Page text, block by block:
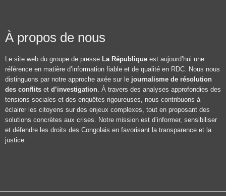
À propos de nous
Le site web du groupe de presse La République est aujourd’hui une
référence en matière d’information fiable et de qualité en RDC. Nous nous
distinguons par notre approche axée sur le journalisme de résolution
des conflits et d’investigation. À travers des analyses approfondies des
tensions sociales et des enquêtes rigoureuses, nous contribuons à
éclairer les citoyens sur des enjeux complexes, tout en proposant des
solutions concrètes aux crises. Notre mission est d’informer, sensibiliser
et défendre les droits des Congolais en favorisant la transparence et la
justice.